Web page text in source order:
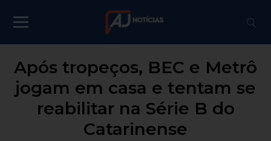
Após tropeços, BEC e Metrô
jogam em casa e tentam se
reabilitar na Série B do
Catarinense